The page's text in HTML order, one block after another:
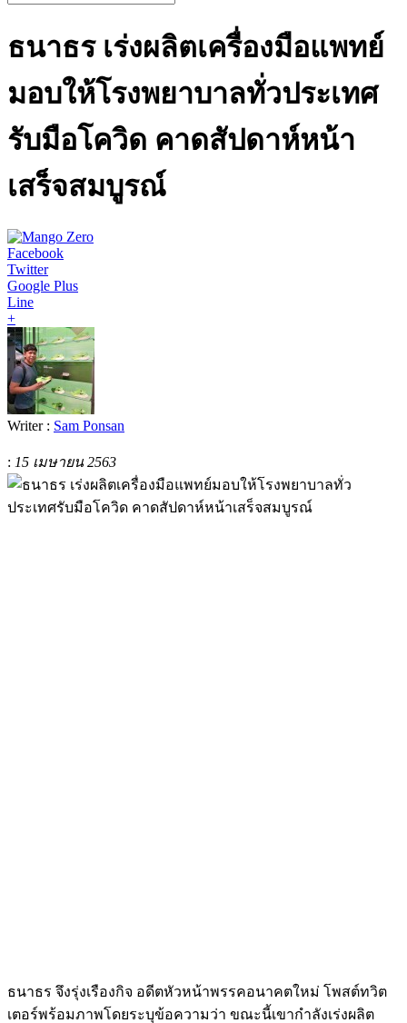
ธนาธร เร่งผลิตเครื่องมือแพทย์
มอบให้โรงพยาบาลทั่วประเทศ
รับมือโควิด คาดสัปดาห์หน้า
เสร็จสมบูรณ์
Facebook
Twitter
Google Plus
Line
+
Writer : Sam Ponsan
: 15 เมษายน 2563
ธนาธร จึงรุ่งเรืองกิจ อดีตหัวหน้าพรรคอนาคตใหม่ โพสต์ทวิต
เตอร์พร้อมภาพโดยระบุข้อความว่า ขณะนี้เขากำลังเร่งผลิต